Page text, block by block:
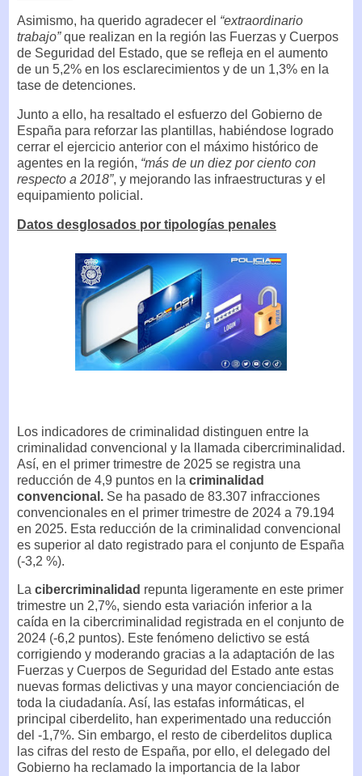
Asimismo, ha querido agradecer el “extraordinario
trabajo”que realizan en la región las Fuerzas y Cuerpos
de Seguridad del Estado, que se refleja en el aumento
de un 5,2% en los esclarecimientos y de un 1,3% en la
tase de detenciones.
Junto a ello, ha resaltado el esfuerzo del Gobierno de
España para reforzar las plantillas, habiéndose logrado
cerrar el ejercicio anterior con el máximo histórico de
agentes en la región, “más de un diez por ciento con
respecto a 2018”, y mejorando las infraestructuras y el
equipamiento policial.
Datos desglosados por tipologías penales
Los indicadores de criminalidad distinguen entre la
criminalidad convencional y la llamada cibercriminalidad.
Así, en el primer trimestre de 2025 se registra una
reducción de 4,9 puntos en la criminalidad
convencional. Se ha pasado de 83.307 infracciones
convencionales en el primer trimestre de 2024 a 79.194
en 2025. Esta reducción de la criminalidad convencional
es superior al dato registrado para el conjunto de España
(-3,2 %).
La cibercriminalidad repunta ligeramente en este primer
trimestre un 2,7%, siendo esta variación inferior a la
caída en la cibercriminalidad registrada en el conjunto de
2024 (-6,2 puntos). Este fenómeno delictivo se está
corrigiendo y moderando gracias a la adaptación de las
Fuerzas y Cuerpos de Seguridad del Estado ante estas
nuevas formas delictivas y una mayor concienciación de
toda la ciudadanía. Así, las estafas informáticas, el
principal ciberdelito, han experimentado una reducción
del -1,7%. Sin embargo, el resto de ciberdelitos duplica
las cifras del resto de España, por ello, el delegado del
Gobierno ha reclamado la importancia de la labor